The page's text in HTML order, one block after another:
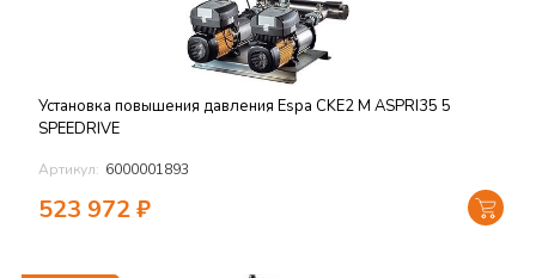
Установка повышения давления Espa CKE2 M ASPRI35 5
SPEEDRIVE
Артикул: 6000001893
523 972₽